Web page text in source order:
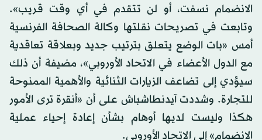
الانضمام نسفت، أو لن تتقدم في أي وقت قريب».
وتابعت في تصريحات نقلتها وكالة الصحافة الفرنسية
أمس «بات الوضع يتعلق بترتيب جديد وبعلاقة تعاقدية
مع الدول الأعضاء في الاتحاد الأوروبي»، مضيفة أن ذلك
سيؤدي إلى تضاعف الزيارات الثنائية والأهمية الممنوحة
للتجارة. وشددت آيدنطاشباش على أن «أنقرة ترى الأمور
هكذا وليست لديها أوهام بشأن إعادة إحياء عملية
الانضمام» إلى الاتحاد الأوروبي.